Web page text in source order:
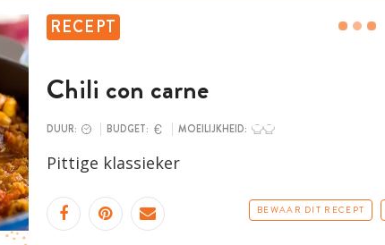
RECEPT
Chili con carne
DUUR: BUDGET: MOEILIJKHEID:
Pittige klassieker
BEWAAR DIT RECEPT